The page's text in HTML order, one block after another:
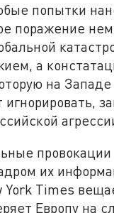
попытки
поражение
а
на Западе
их
York Times
Европу на